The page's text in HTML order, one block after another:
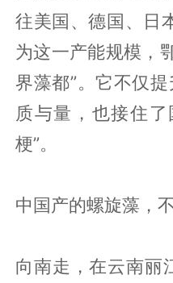
往美国、德国、日
为这一产能规模，
界藻都”。它不仅
质与量，也接住
梗”。
中国产的螺旋藻，
向南走，在云南丽